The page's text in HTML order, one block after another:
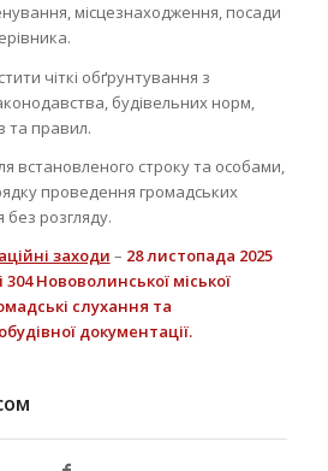
місцезнаходження, посади
чіткі обґрунтування з
будівельних норм,
та правил.
встановленого строку та особами,
проведення громадських
розгляду.
заходи – 28 листопада 2025
304 Нововолинської міської
слухання та
документації.